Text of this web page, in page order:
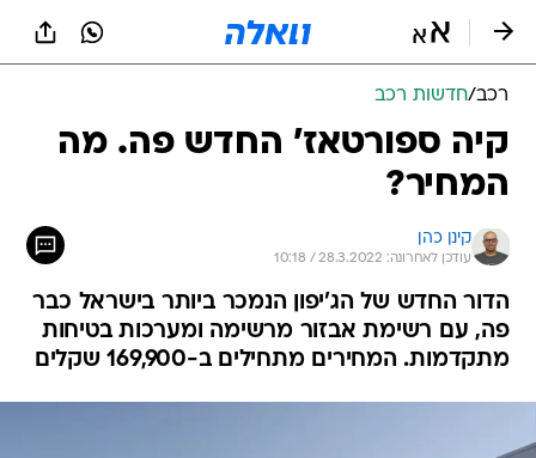
רכב/חדשות רכב
קיה ספורטאז' החדש פה. מה
המחיר?
קינן כהן
עודכן לאחרונה: 28.3.2022 / 10:18
הדור החדש של הג'יפון הנמכר ביותר בישראל כבר
פה, עם רשימת אבזור מרשימה ומערכות בטיחות
מתקדמות. המחירים מתחילים ב-169,900 שקלים